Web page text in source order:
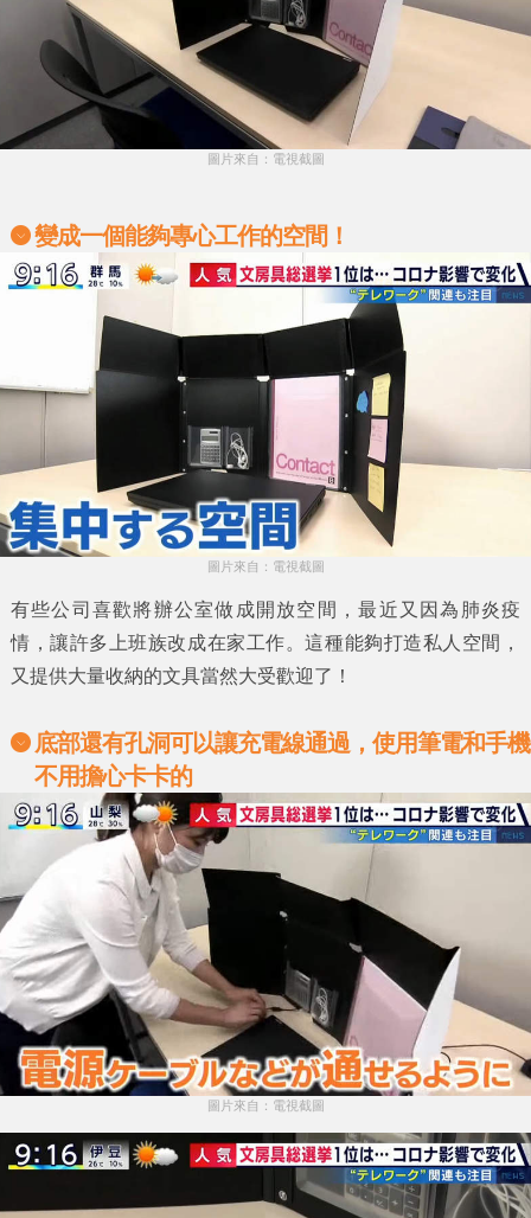
圖片來自：電視截圖
變成一個能夠專心工作的空間！
圖片來自：電視截圖
有些公司喜歡將辦公室做成開放空間，最近又因為肺炎疫
情，讓許多上班族改成在家工作。這種能夠打造私人空間，
又提供大量收納的文具當然大受歡迎了！
底部還有孔洞可以讓充電線通過，使用筆電和手機
不用擔心卡卡的
圖片來自：電視截圖